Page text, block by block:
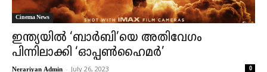
Cinema News
ഇന്ത്യയിൽ ‘ബാർബി’യെ അതിവേഗം
പിന്നിലാക്കി ‘ഓപ്പൺഹൈമർ’
Nerariyan Admin - July 26, 2023 0